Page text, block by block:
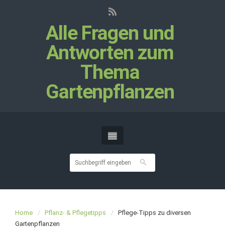
Alle Fragen und
Antworten zum
Thema
Gartenpflanzen
Home Pflanz- & Pflegetipps
Pflege-Tipps zu diversen
Gartenpflanzen